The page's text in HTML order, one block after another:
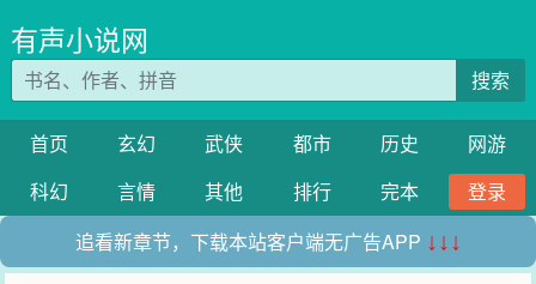
有声小说网
搜索
首页 玄幻 武侠 都市 历史
网游
科幻
言情 其他 排行 完本
登录
追看新章节，下载本站客户端无广告APP ↓↓↓